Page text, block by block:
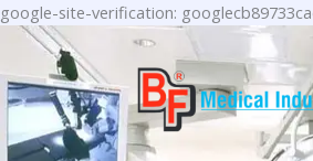
google-site-verification: